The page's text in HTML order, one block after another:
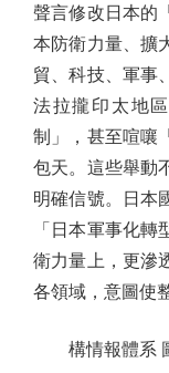
聲言修改日本的
本防衛力量、擴
貿、科技、軍事
法拉攏印太地
制」，甚至喧嚷
包天。這些舉動
明確信號。日本
「日本軍事化
衛力量上，更滲
各領域，意圖使
構情報體系